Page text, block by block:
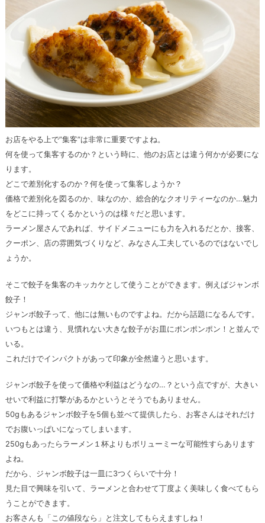
お店をやる上で”集客”は非常に重要ですよね。
何を使って集客するのか？という時に、他のお店とは違う何かが必要にな
ります。
どこで差別化するのか？何を使って集客しようか？
価格で差別化を図るのか、味なのか、総合的なクオリティーなのか…魅力
をどこに持ってくるかというのは様々だと思います。
ラーメン屋さんであれば、サイドメニューにも力を入れるだとか、接客、
クーポン、店の雰囲気づくりなど、みなさん工夫しているのではないでし
ょうか。
そこで餃子を集客のキッカケとして使うことができます。例えばジャンボ
餃子！
ジャンボ餃子って、他には無いものですよね。だから話題になるんです。
いつもとは違う、見慣れない大きな餃子がお皿にポンポンポン！と並んで
いる。
これだけでインパクトがあって印象が全然違うと思います。
ジャンボ餃子を使って価格や利益はどうなの…？という点ですが、大きい
せいで利益に打撃があるかというとそうでもありません。
50gもあるジャンボ餃子を5個も並べて提供したら、お客さんはそれだけ
でお腹いっぱいになってしまいます。
250gもあったらラーメン１杯よりもボリューミーな可能性すらあります
よね。
だから、ジャンボ餃子は一皿に3つくらいで十分！
見た目で興味を引いて、ラーメンと合わせて丁度よく美味しく食べてもら
うことができます。
お客さんも「この値段なら」と注文してもらえますしね！